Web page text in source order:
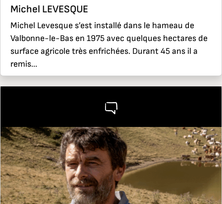
Michel LEVESQUE
Michel Levesque s’est installé dans le hameau de
Valbonne-le-Bas en 1975 avec quelques hectares de
surface agricole très enfrichées. Durant 45 ans il a
remis...